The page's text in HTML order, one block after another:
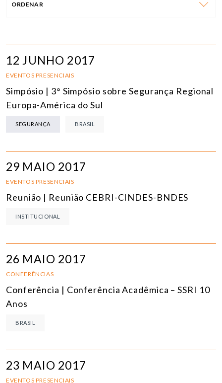
ORDENAR
12 JUNHO 2017
EVENTOS PRESENCIAIS
Simpósio | 3° Simpósio sobre Segurança Regional
Europa-América do Sul
SEGURANÇA BRASIL
29 MAIO 2017
EVENTOS PRESENCIAIS
Reunião | Reunião CEBRI-CINDES-BNDES
INSTITUCIONAL
26 MAIO 2017
CONFERÊNCIAS
Conferência | Conferência Acadêmica – SSRI 10
Anos
BRASIL
23 MAIO 2017
EVENTOS PRESENCIAIS